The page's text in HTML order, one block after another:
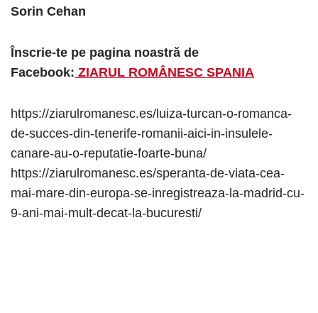
Sorin Cehan
Înscrie-te pe pagina noastră de
Facebook: ZIARUL ROMÂNESC SPANIA
https://ziarulromanesc.es/luiza-turcan-o-romanca-
de-succes-din-tenerife-romanii-aici-in-insulele-
canare-au-o-reputatie-foarte-buna/
https://ziarulromanesc.es/speranta-de-viata-cea-
mai-mare-din-europa-se-inregistreaza-la-madrid-cu-
9-ani-mai-mult-decat-la-bucuresti/